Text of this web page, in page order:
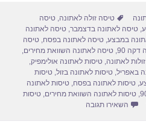
תגיות
טיסה זולה לאתונה ,טיסה
,טיסה לאתונה בדצמבר ,טיסה לאתונה
במבצע ,טיסה לאתונה בפסח ,טיסה
90
,טיסה לאתונה השוואת מחירים
לאתונה ,טיסות לאתונה אולימפיק
באפריל ,טיסות לאתונה בזול ,טיסות
,טיסות לאתונה בפסח ,טיסות לאתונה
,טיסות לאתונה השוואת מחירים ,טיסות
השאירו תגובה